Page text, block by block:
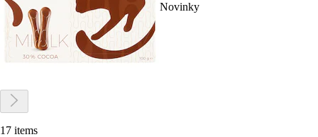
Novinky
17 items